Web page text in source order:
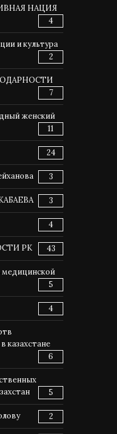
НАЦИЯ
4
и культура
2
7
женский
11
24
3
3
4
РК 43
5
4
казахстане
6
5
2